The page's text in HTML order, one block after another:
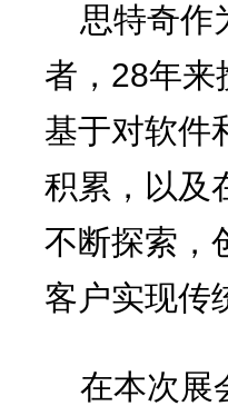
思特奇作
者，28年来
基于对软件
积累，以及
不断探索，
客户实现传
在本次展